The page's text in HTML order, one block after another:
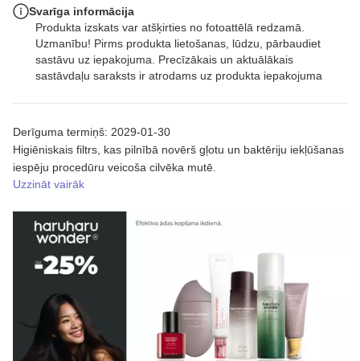
Derīguma termiņš: 2029-01-30
Higiēniskais filtrs, kas pilnībā novērš gļotu un baktēriju iekļūšanas
iespēju procedūru veicoša cilvēka mutē.
Uzzināt vairāk
Svarīga informācija
Produkta izskats var atšķirties no fotoattēlā redzamā.
Uzmanību! Pirms produkta lietošanas, lūdzu, pārbaudiet
sastāvu uz iepakojuma. Precīzākais un aktuālākais
sastāvdaļu saraksts ir atrodams uz produkta iepakojuma